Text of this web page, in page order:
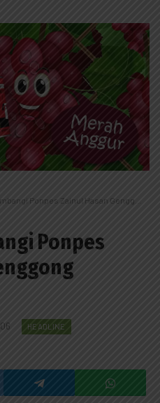
Ponpes Zainul Hasan Genggong Probolinggo
Ponpes
HEADLINE